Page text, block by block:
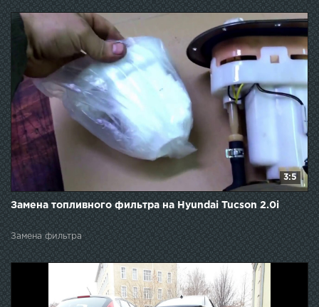
3:5
Замена топливного фильтра на Hyundai Tucson 2.0i
Замена фильтра